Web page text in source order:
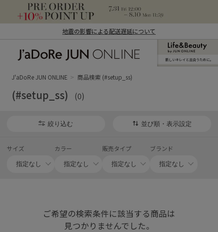
地震の影響による配送遅延について
ン オンライン）
新しいキレイと出合うために。
J'aDoRe JUN ONLINE 商品検索 (#setup_ss)
(#setup_ss) (0)
絞り込む 並び順・表示設定
サイズ カラー 販売タイプ ブランド
ご希望の検索条件に該当する商品は
見つかりませんでした。